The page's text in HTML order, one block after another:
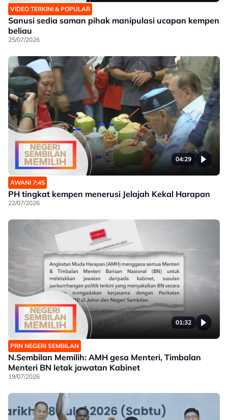
VIDEO TERKINI & POPULAR
Sanusi sedia saman pihak manipulasi ucapan kempen
beliau
25/07/2026
04:29
AWANI 7:45
PH tingkat kempen menerusi Jelajah Kekal Harapan
22/07/2026
01:32
PRN NEGERI SEMBILAN
N.Sembilan Memilih: AMH gesa Menteri, Timbalan
Menteri BN letak jawatan Kabinet
19/07/2026